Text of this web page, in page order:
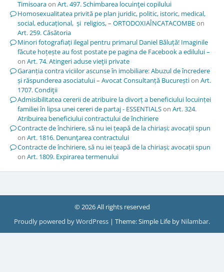
Timisoaraon Art. 497. Schimbarea locuinţei copilului
Homosexualitatea privită pe plan juridic, politic, istoric, medical,
social, educațional, și religios, – ORTODOXIAÎNCATACOMBEon
Art. 259. Căsătoria
Minori fotografiați ilegal pentru primarul Daniel Băluță! Imaginile
făcute hoțește au fost postate pe pagina de Facebook a edilului –
on Art. 74. Atingeri aduse vieţii private
Garanția contra viciilor ascunse în imobiliare: Abuzul de încredere
și răspunderea asociatului – Avocat Consultanță Bucureștion Art.
1707. Condiţii
Admisibilitatea cererii de atribuire la divorț a beneficiului locuinței
familiei în lipsa unei cereri de partaj - ESSENTIALSon Art. 324.
Atribuirea beneficiului contractului de închiriere
Contracte de închiriere, să nu iei țeapă de la chiriași; avocații spun
on Art. 1816. Denunţarea contractului
Contracte de închiriere, să nu iei țeapă de la chiriași; avocații spun
on Art. 1809. Expirarea termenului
© 2026 All rights reserved
Proudly powered by WordPress | Theme: Simple Life by Nilambar.